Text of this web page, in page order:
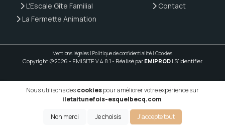
L'Escale Gîte Familial
La Fermette Animation
Contact
Mentions légales | Politique de confidentialité | Cookies
Copyright @2026 - EMISITE V.4.8.1 - Réalisé par EMIPROD | S'identifier
Nous utilisons descookiespour améliorer votre expérience sur
iletaitunefois-esquelbecq.com.
Non merci Je choisis J'accepte tout